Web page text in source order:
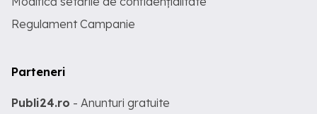
Regulament Campanie
Parteneri
Publi24.ro - Anunturi gratuite